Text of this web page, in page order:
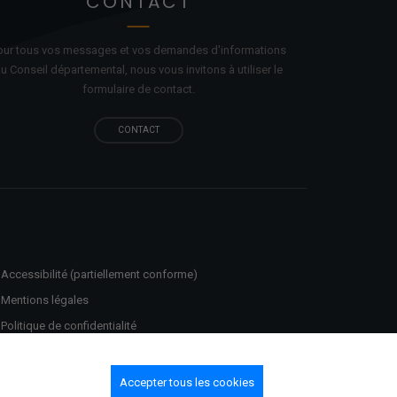
tous vos messages et vos demandes d'informations
Conseil départemental, nous vous invitons à utiliser le
formulaire de contact.
CONTACT
Accessibilité (partiellement conforme)
Mentions légales
Politique de confidentialité
Accepter tous les cookies